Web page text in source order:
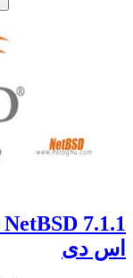
اس دی